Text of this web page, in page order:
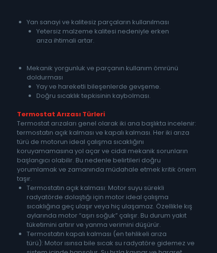
Yan sanayi ve kalitesiz parçaların kullanılması
Yetersiz malzeme kalitesi nedeniyle erken
arıza ihtimali artar.
Mekanik yorgunluk ve parçanın kullanım ömrünü
doldurması
Yay ve hareketli bileşenlerde gevşeme.
Doğru sıcaklık tepkisinin kaybolması.
Termostat Arızası Türleri
Termostat arızaları genel olarak iki ana başlıkta incelenir:
termostatın açık kalması ve kapalı kalması. Her iki arıza
türü de motorun ideal çalışma sıcaklığını
koruyamamasına yol açar ve ciddi mekanik sorunların
başlangıcı olabilir. Bu nedenle belirtileri doğru
yorumlamak ve zamanında müdahale etmek kritik önem
taşır.
Termostatın açık kalması: Motor suyu sürekli
radyatörde dolaştığı için motor ideal çalışma
sıcaklığına geç ulaşır veya hiç ulaşamaz. Özellikle kış
aylarında motor “aşırı soğuk” çalışır. Bu durum yakıt
tüketimini artırır ve yanma verimini düşürür.
Termostatın kapalı kalması (en tehlikeli arıza
türü): Motor ısınsa bile sıcak su radyatöre gidemez ve